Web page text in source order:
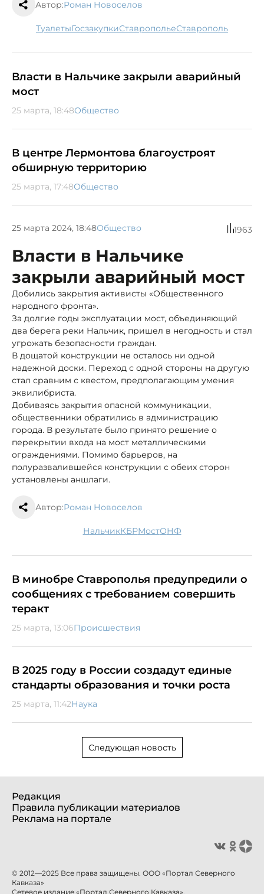
Автор:Роман Новоселов
туалеты госзакупки Ставрополье Ставрополь
Власти в Нальчике закрыли аварийный
мост
25 марта, 18:48Общество
В центре Лермонтова благоустроят
обширную территорию
25 марта, 17:48Общество
25 марта 2024, 18:48Общество 1963
Власти в Нальчике
закрыли аварийный мост
Добились закрытия активисты «Общественного
народного фронта».
За долгие годы эксплуатации мост, объединяющий
два берега реки Нальчик, пришел в негодность и стал
угрожать безопасности граждан.
В дощатой конструкции не осталось ни одной
надежной доски. Переход с одной стороны на другую
стал сравним с квестом, предполагающим умения
эквилибриста.
Добиваясь закрытия опасной коммуникации,
общественники обратились в администрацию
города. В результате было принято решение о
перекрытии входа на мост металлическими
ограждениями. Помимо барьеров, на
полуразвалившейся конструкции с обеих сторон
установлены аншлаги.
Автор:Роман Новоселов
Нальчик КБР мост ОНФ
В минобре Ставрополья предупредили о
сообщениях с требованием совершить
теракт
25 марта, 13:06Происшествия
В 2025 году в России создадут единые
стандарты образования и точки роста
25 марта, 11:42Наука
Следующая новость
Редакция
Правила публикации материалов
Реклама на портале
© 2012—2025 Все права защищены. ООО «Портал Северного
Кавказа»
Сетевое издание «Портал Северного Кавказа».